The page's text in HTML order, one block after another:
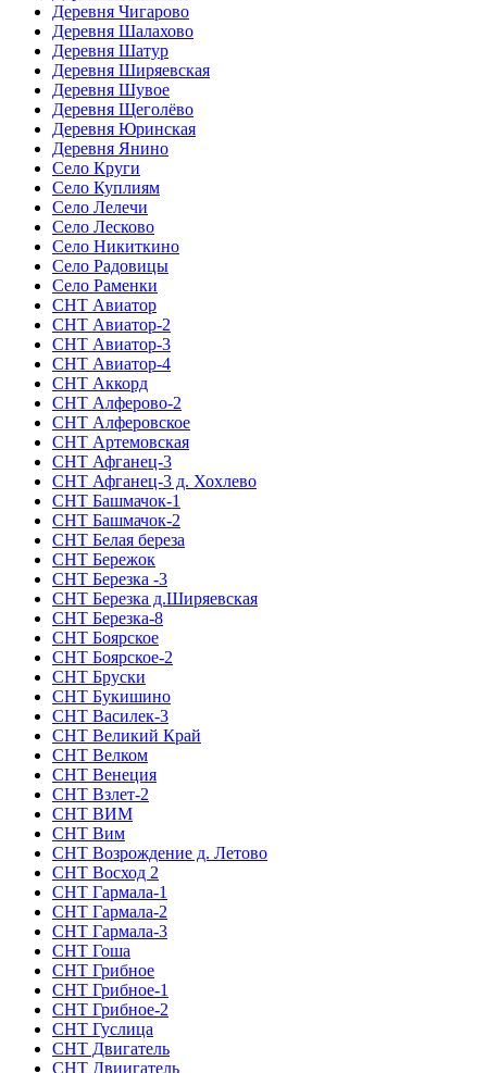
Деревня Чигарово
Деревня Шалахово
Деревня Шатур
Деревня Ширяевская
Деревня Шувое
Деревня Щеголёво
Деревня Юринская
Деревня Янино
Село Круги
Село Куплиям
Село Лелечи
Село Лесково
Село Никиткино
Село Радовицы
Село Раменки
СНТ Авиатор
СНТ Авиатор-2
СНТ Авиатор-3
СНТ Авиатор-4
СНТ Аккорд
СНТ Алферово-2
СНТ Алферовское
СНТ Артемовская
СНТ Афганец-3
СНТ Афганец-3 д. Хохлево
СНТ Башмачок-1
СНТ Башмачок-2
СНТ Белая береза
СНТ Бережок
СНТ Березка -3
СНТ Березка д.Ширяевская
СНТ Березка-8
СНТ Боярское
СНТ Боярское-2
СНТ Бруски
СНТ Букишино
СНТ Василек-3
СНТ Великий Край
СНТ Велком
СНТ Венеция
СНТ Взлет-2
СНТ ВИМ
СНТ Вим
СНТ Возрождение д. Летово
СНТ Восход 2
СНТ Гармала-1
СНТ Гармала-2
СНТ Гармала-3
СНТ Гоша
СНТ Грибное
СНТ Грибное-1
СНТ Грибное-2
СНТ Гуслица
СНТ Двигатель
СНТ Двиигатель